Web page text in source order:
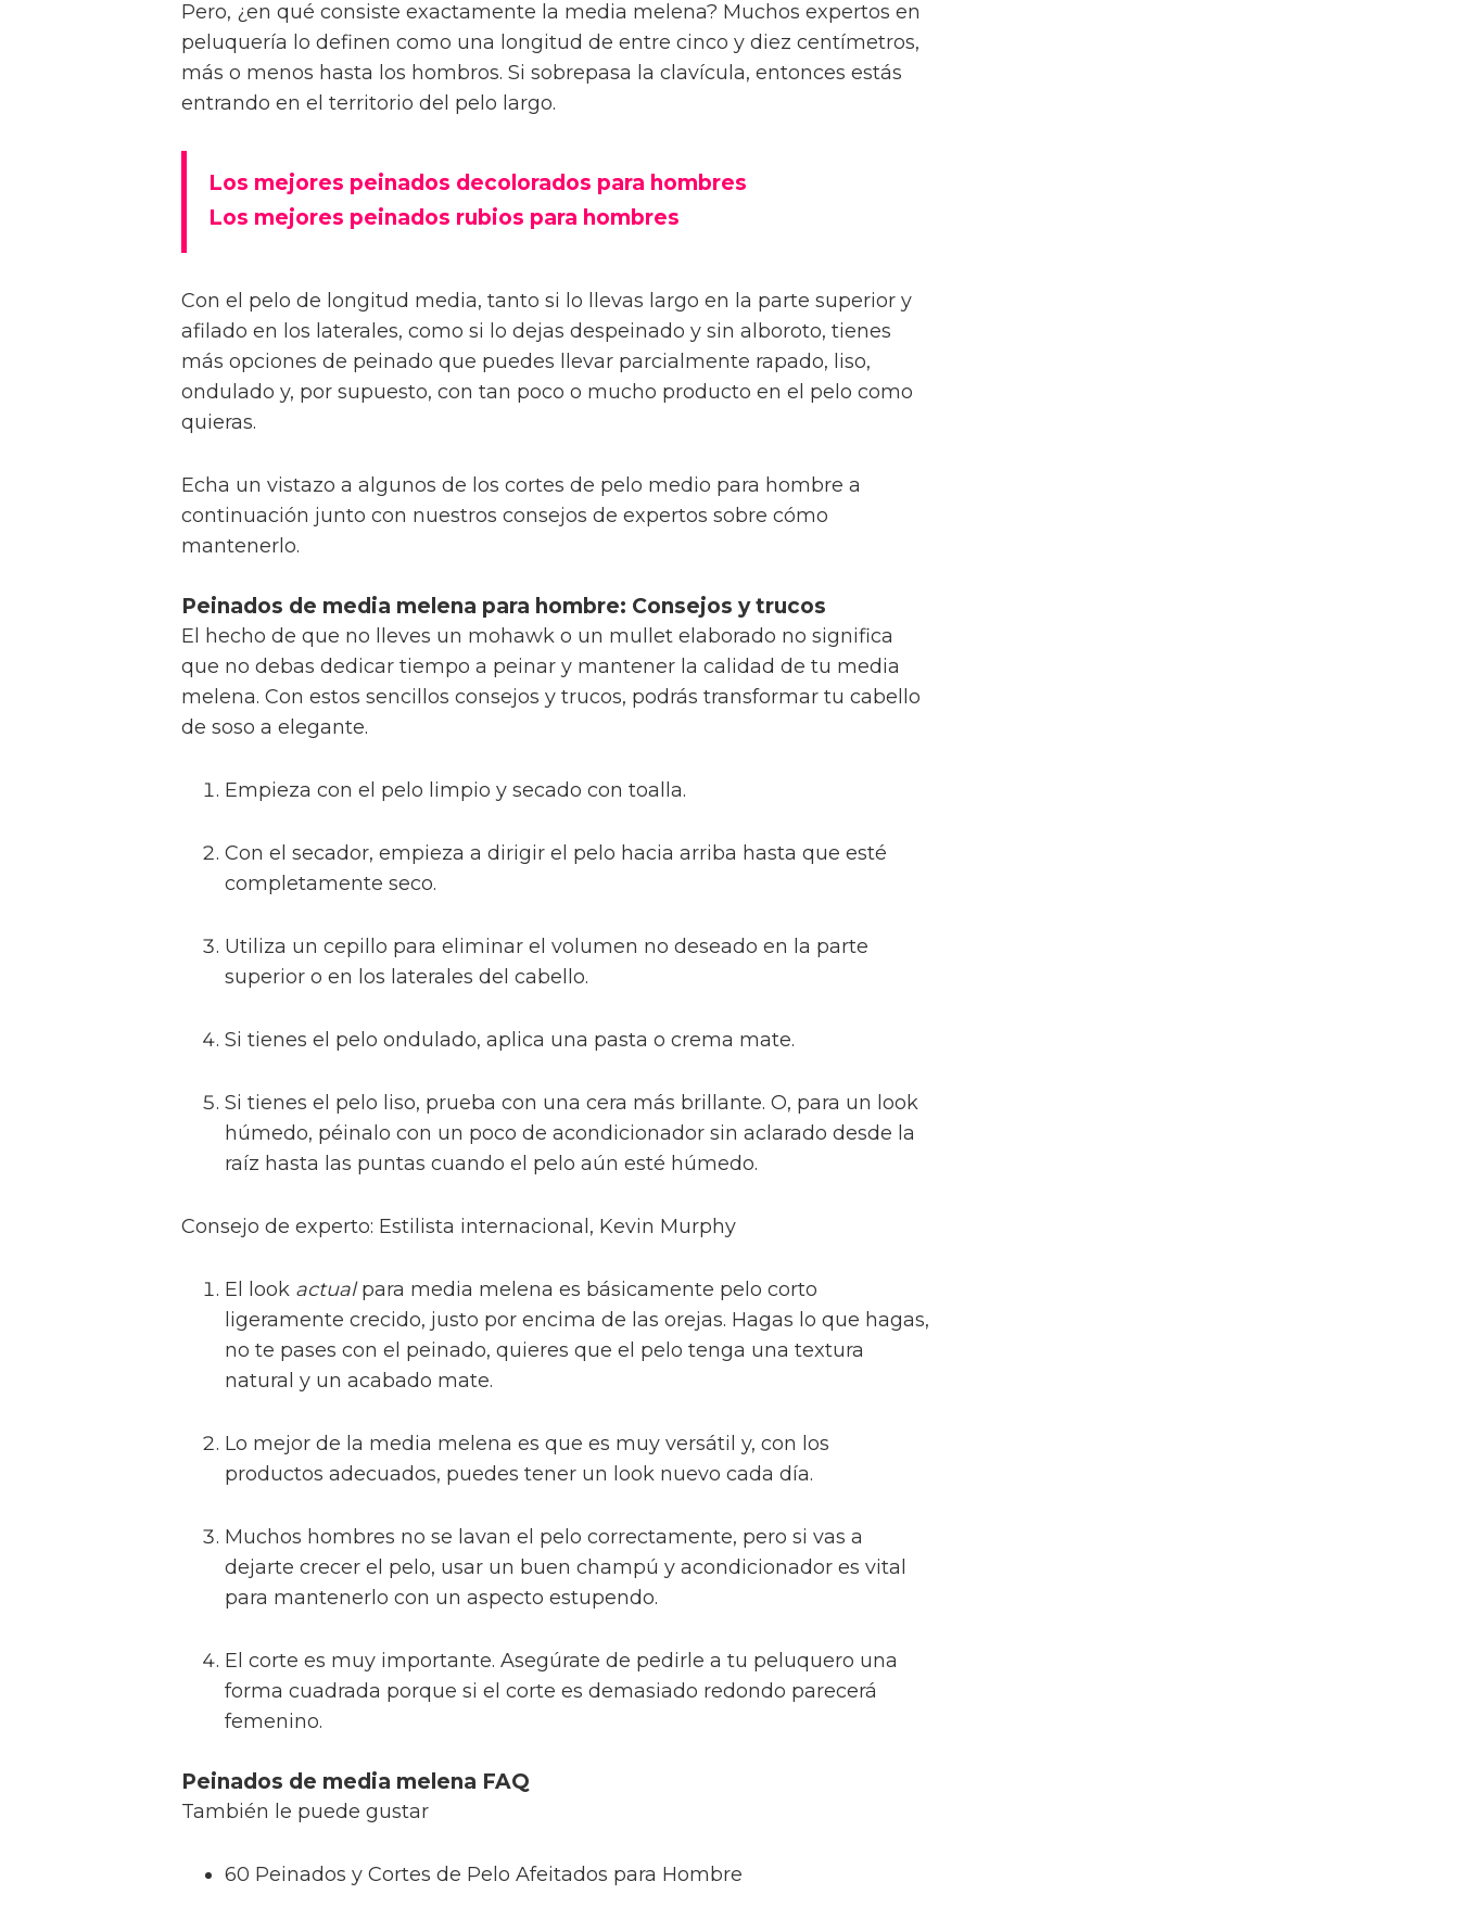
Pero, ¿en qué consiste exactamente la media melena? Muchos expertos en
peluquería lo definen como una longitud de entre cinco y diez centímetros,
más o menos hasta los hombros. Si sobrepasa la clavícula, entonces estás
entrando en el territorio del pelo largo.
Los mejores peinados decolorados para hombres
Los mejores peinados rubios para hombres
Con el pelo de longitud media, tanto si lo llevas largo en la parte superior y
afilado en los laterales, como si lo dejas despeinado y sin alboroto, tienes
más opciones de peinado que puedes llevar parcialmente rapado, liso,
ondulado y, por supuesto, con tan poco o mucho producto en el pelo como
quieras.
Echa un vistazo a algunos de los cortes de pelo medio para hombre a
continuación junto con nuestros consejos de expertos sobre cómo
mantenerlo.
Peinados de media melena para hombre: Consejos y trucos
El hecho de que no lleves un mohawk o un mullet elaborado no significa
que no debas dedicar tiempo a peinar y mantener la calidad de tu media
melena. Con estos sencillos consejos y trucos, podrás transformar tu cabello
de soso a elegante.
Empieza con el pelo limpio y secado con toalla.
Con el secador, empieza a dirigir el pelo hacia arriba hasta que esté
completamente seco.
Utiliza un cepillo para eliminar el volumen no deseado en la parte
superior o en los laterales del cabello.
Si tienes el pelo ondulado, aplica una pasta o crema mate.
Si tienes el pelo liso, prueba con una cera más brillante. O, para un look
húmedo, péinalo con un poco de acondicionador sin aclarado desde la
raíz hasta las puntas cuando el pelo aún esté húmedo.
Consejo de experto: Estilista internacional, Kevin Murphy
El look actualpara media melena es básicamente pelo corto
ligeramente crecido, justo por encima de las orejas. Hagas lo que hagas,
no te pases con el peinado, quieres que el pelo tenga una textura
natural y un acabado mate.
Lo mejor de la media melena es que es muy versátil y, con los
productos adecuados, puedes tener un look nuevo cada día.
Muchos hombres no se lavan el pelo correctamente, pero si vas a
dejarte crecer el pelo, usar un buen champú y acondicionador es vital
para mantenerlo con un aspecto estupendo.
El corte es muy importante. Asegúrate de pedirle a tu peluquero una
forma cuadrada porque si el corte es demasiado redondo parecerá
femenino.
Peinados de media melena FAQ
También le puede gustar
60 Peinados y Cortes de Pelo Afeitados para Hombre